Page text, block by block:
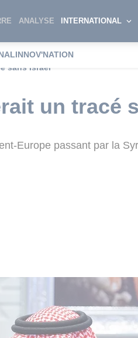
ANALYSE INTERNATIONAL
INNOV'NATION
sans Israël
un tracé
Europe passant par la